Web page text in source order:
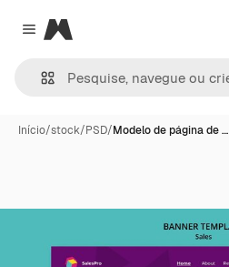
Close menu
Magnific
Início/stock/PSD/Modelo de página de …